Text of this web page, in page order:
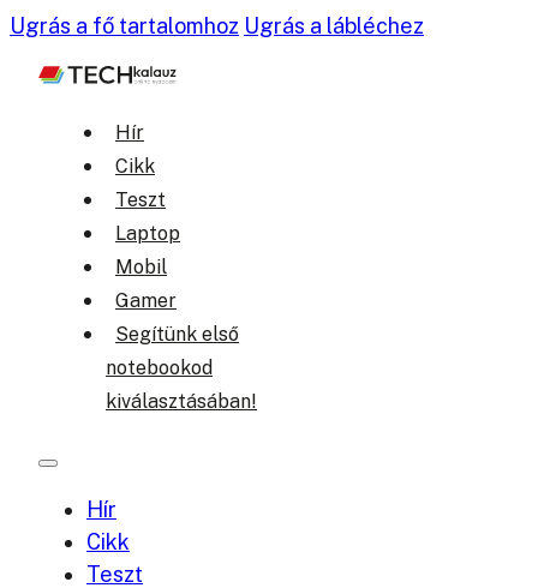
Ugrás a fő tartalomhoz Ugrás a lábléchez
Hír
Cikk
Teszt
Laptop
Mobil
Gamer
Segítünk első
notebookod
kiválasztásában!
Hír
Cikk
Teszt